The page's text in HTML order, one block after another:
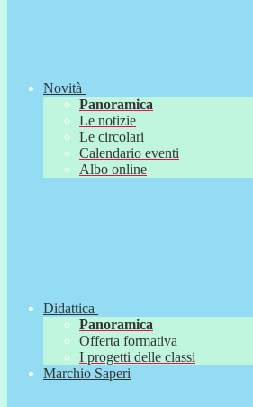
Novità
Panoramica
Le notizie
Le circolari
Calendario eventi
Albo online
Didattica
Panoramica
Offerta formativa
I progetti delle classi
Marchio Saperi